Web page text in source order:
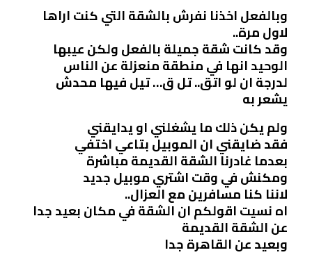
وبالفعل اخذنا نفرش بالشقة التي كنت اراها
لاول مرة..
وقد كانت شقة جميلة بالفعل ولكن عيبها
الوحيد انها في منطقة منعزلة عن الناس
لدرجة ان لو اتق.. تل ق… تيل فيها محدش
يشعر به
ولم يكن ذلك ما يشغلني او يدايقني
فقد ضايقني ان الموبيل بتاعي اختفي
بعدما غادرنا الشقة القديمة مباشرة
ومكنش في وقت اشتري موبيل جديد
لاننا كنا مسافرين مع العزال..
اه نسيت اقولكم ان الشقة في مكان بعيد جدا
عن الشقة القديمة
وبعيد عن القاهرة جدا